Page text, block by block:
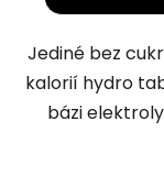
Jediné bez
kalorií hydro
bázi